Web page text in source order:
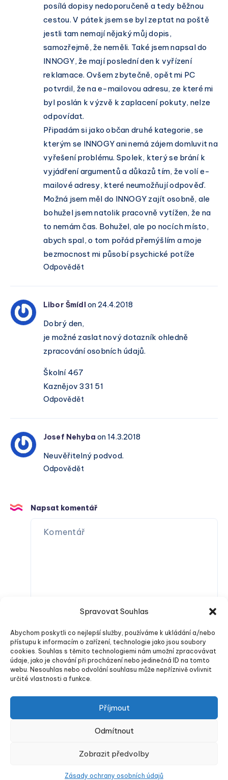
Spravovat Souhlas
Abychom poskytli co nejlepší služby, používáme k ukládání a/nebo
přístupu k informacím o zařízení, technologie jako jsou soubory
cookies. Souhlas s těmito technologiemi nám umožní zpracovávat
údaje, jako je chování při procházení nebo jedinečná ID na tomto
webu. Nesouhlas nebo odvolání souhlasu může nepříznivě ovlivnit
určité vlastnosti a funkce.
Příjmout
Odmítnout
Zobrazit předvolby
Zásady ochrany osobních údajů
posílá dopisy nedoporučeně a tedy běžnou
cestou. V pátek jsem se byl zeptat na poště
jestli tam nemají nějaký můj dopis,
samozřejmě, že neměli. Také jsem napsal do
INNOGY, že mají poslední den k vyřízení
reklamace. Ovšem zbytečně, opět mi PC
potvrdil, že na e-mailovou adresu, ze které mi
byl poslán k výzvě k zaplacení pokuty, nelze
odpovídat.
Připadám si jako občan druhé kategorie, se
kterým se INNOGY ani nemá zájem domluvit na
vyřešení problému. Spolek, který se brání k
vyjádření argumentů a důkazů tím, že volí e-
mailové adresy, které neumožňují odpověď.
Možná jsem měl do INNOGY zajít osobně, ale
bohužel jsem natolik pracovně vytížen, že na
to nemám čas. Bohužel, ale po nocích místo,
abych spal, o tom pořád přemýšlím a moje
bezmocnost mi působí psychické potíže
Odpovědět
Libor Šmídlon 24.4.2018
Dobrý den,
je možné zaslat nový dotazník ohledně
zpracování osobních údajů.
Školní 467
Kaznějov 331 51
Odpovědět
Josef Nehyba on 14.3.2018
Neuvěřitelný podvod.
Odpovědět
Napsat komentář
Energu.cz